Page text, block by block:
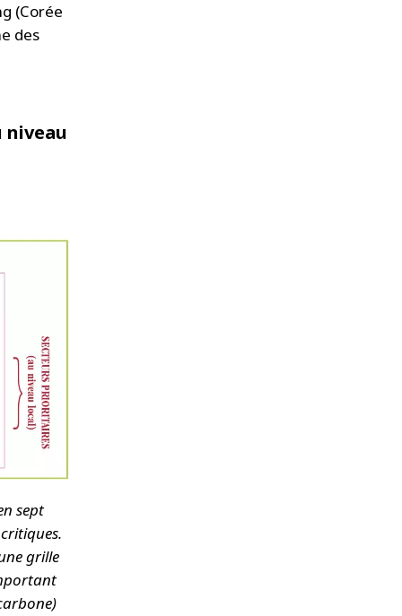
(Corée
des
niveau
sept
grille